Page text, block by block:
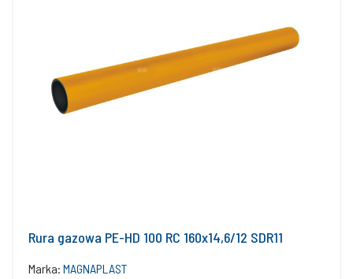
Rura gazowa PE-HD 100 RC 160x14,6/12 SDR11
Marka: MAGNAPLAST